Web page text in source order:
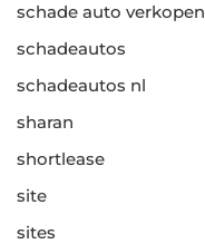
schade auto verkopen
schadeautos
schadeautos nl
sharan
shortlease
site
sites